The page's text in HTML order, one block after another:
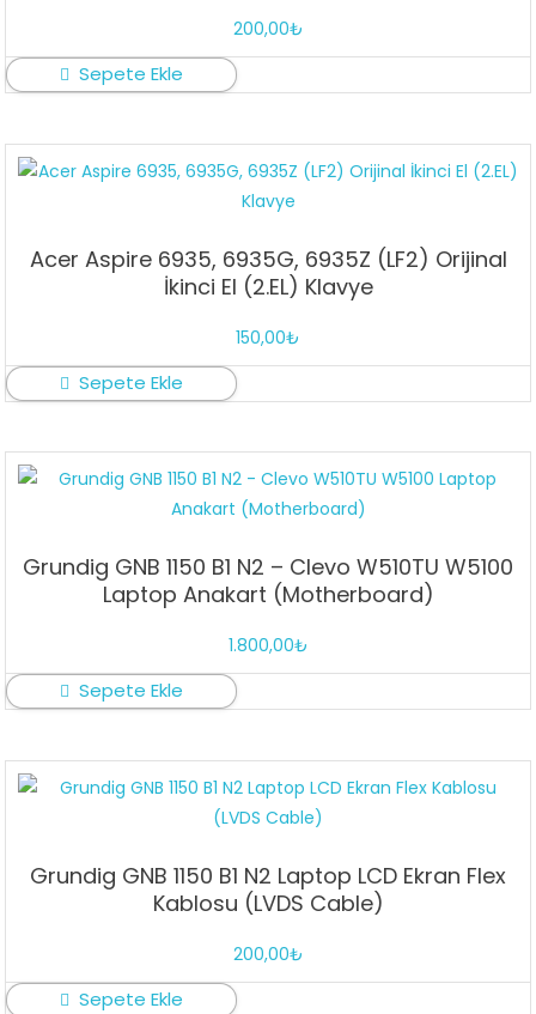
200,00₺
Sepete Ekle
Acer Aspire 6935, 6935G, 6935Z (LF2) Orijinal
İkinci El (2.EL) Klavye
150,00₺
Sepete Ekle
Grundig GNB 1150 B1 N2 – Clevo W510TU W5100
Laptop Anakart (Motherboard)
1.800,00₺
Sepete Ekle
Grundig GNB 1150 B1 N2 Laptop LCD Ekran Flex
Kablosu (LVDS Cable)
200,00₺
Sepete Ekle